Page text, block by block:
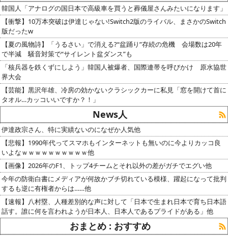
韓国人「アナログの国日本で高級車を買うと葬儀屋さんみたいになります」
【衝撃】10万本突破は伊達じゃない!Switch2版のライバル、まさかのSwitch
版だったw
【夏の風物詩】「うるさい」で消える?“盆踊り”存続の危機 会場数は20年
で半減 騒音対策で“サイレント盆ダンス”も
「核兵器を鉄くずにしよう」韓国人被爆者、国際連帯を呼びかけ 原水協世
界大会
【芸能】黒沢年雄、冷房の効かないクラシックカーに私見「窓を開けて首に
タオル…カッコいいですか？！」
News人
伊達政宗さん、特に実績ないのになぜか人気他
【悲報】1990年代ってスマホもインターネットも無いのに今よりカッコ良
いよなｗｗｗｗｗｗｗｗｗｗ他
【画像】2026年のF1、トップ4チームとそれ以外の差がガチでエグい他
今年の防衛白書にメディアが何故かブチ切れている模様、躍起になって批判
するも逆に有権者からは……他
【速報】八村塁、人種差別的な声に対して「日本で生まれ日本で育ち日本語
話す。誰に何を言われようが日本人、日本人であるプライドがある」他
おまとめ : おすすめ